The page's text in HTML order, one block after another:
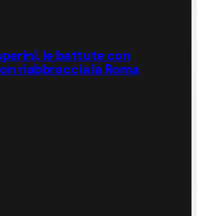
le battute con
riabbraccia la Roma